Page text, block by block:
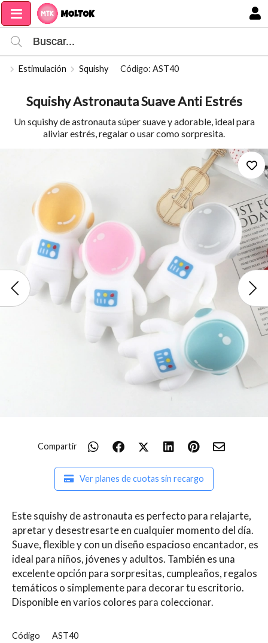
Compartir por email
Estimulación Squishy Código: AST40
Squishy Astronauta Suave Anti Estrés
Un squishy de astronauta súper suave y adorable, ideal para
aliviar estrés, regalar o usar como sorpresita.
Compartir
Ver planes de cuotas sin recargo
Este squishy de astronauta es perfecto para relajarte,
apretar y desestresarte en cualquier momento del día.
Suave, flexible y con un diseño espacioso encantador, es
ideal para niños, jóvenes y adultos. También es una
excelente opción para sorpresitas, cumpleaños, regalos
temáticos o simplemente para decorar tu escritorio.
Disponible en varios colores para coleccionar.
Código AST40